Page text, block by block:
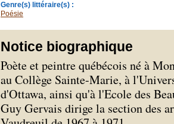
Genre(s) littéraire(s) :
Poésie
Notice biographique
Poète et peintre québécois né à
au Collège Sainte-Marie, à
d'Ottawa, ainsi qu'à l'Ecole des
Guy Gervais dirige la section des